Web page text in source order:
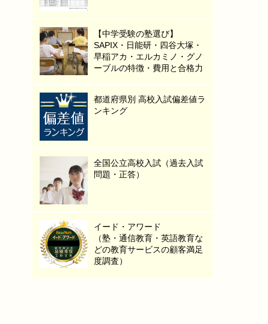
【中学受験の塾選び】
SAPIX・日能研・四谷大塚・
早稲アカ・エルカミノ・グノ
ーブルの特徴・費用と合格力
都道府県別 高校入試偏差値ラ
ンキング
全国公立高校入試（過去入試
問題・正答）
イード・アワード
（塾・通信教育・英語教育な
どの教育サービスの顧客満足
度調査）